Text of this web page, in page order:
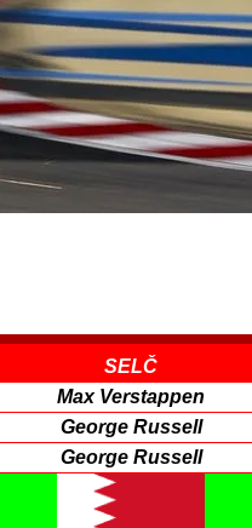
SELČ
Max Verstappen
George Russell
George Russell